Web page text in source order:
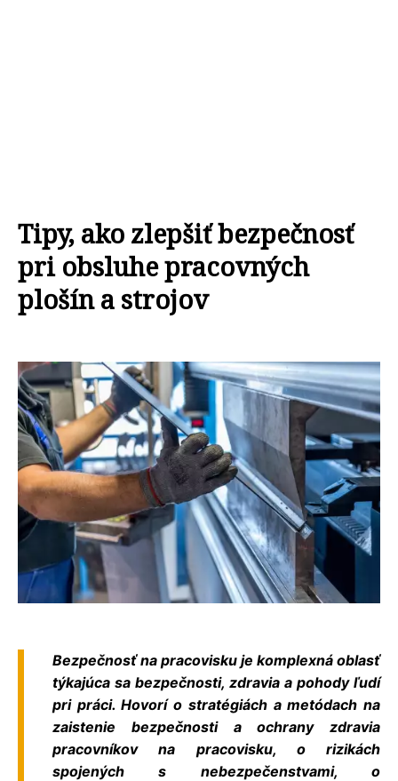
Tipy, ako zlepšiť bezpečnosť
pri obsluhe pracovných
plošín a strojov
Bezpečnosť na pracovisku je komplexná oblasť
týkajúca sa bezpečnosti, zdravia a pohody ľudí
pri práci. Hovorí o stratégiách a metódach na
zaistenie bezpečnosti a ochrany zdravia
pracovníkov na pracovisku, o rizikách
spojených s nebezpečenstvami, o